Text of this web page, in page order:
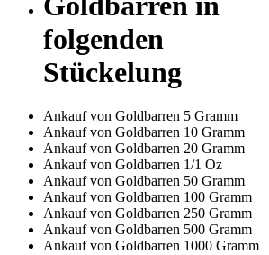
folgenden
Stückelung
Ankauf von Goldbarren 5 Gramm
Ankauf von Goldbarren 10 Gramm
Ankauf von Goldbarren 20 Gramm
Ankauf von Goldbarren 1/1 Oz
Ankauf von Goldbarren 50 Gramm
Ankauf von Goldbarren 100 Gramm
Ankauf von Goldbarren 250 Gramm
Ankauf von Goldbarren 500 Gramm
Ankauf von Goldbarren 1000 Gramm